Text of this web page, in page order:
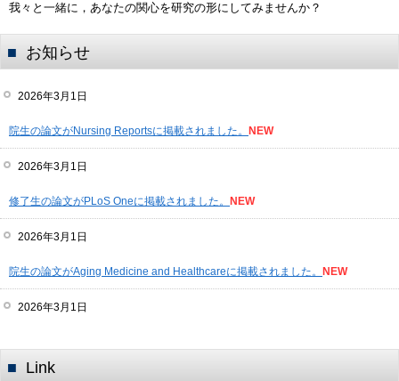
我々と一緒に，あなたの関心を研究の形にしてみませんか？
お知らせ
2026年3月1日
院生の論文がNursing Reportsに掲載されました。 NEW
2026年3月1日
修了生の論文がPLoS Oneに掲載されました。 NEW
2026年3月1日
院生の論文がAging Medicine and Healthcareに掲載されました。 NEW
2026年3月1日
2025年3月1日
Link